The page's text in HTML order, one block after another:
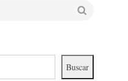
Buscar